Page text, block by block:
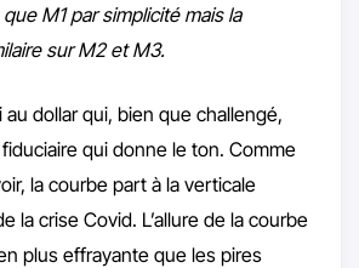
M1 par simplicité mais la
sur M2 et M3.
au dollar qui, bien que challengé,
qui donne le ton. Comme
la courbe part à la verticale
la crise Covid. L’allure de la courbe
plus effrayante que les pires